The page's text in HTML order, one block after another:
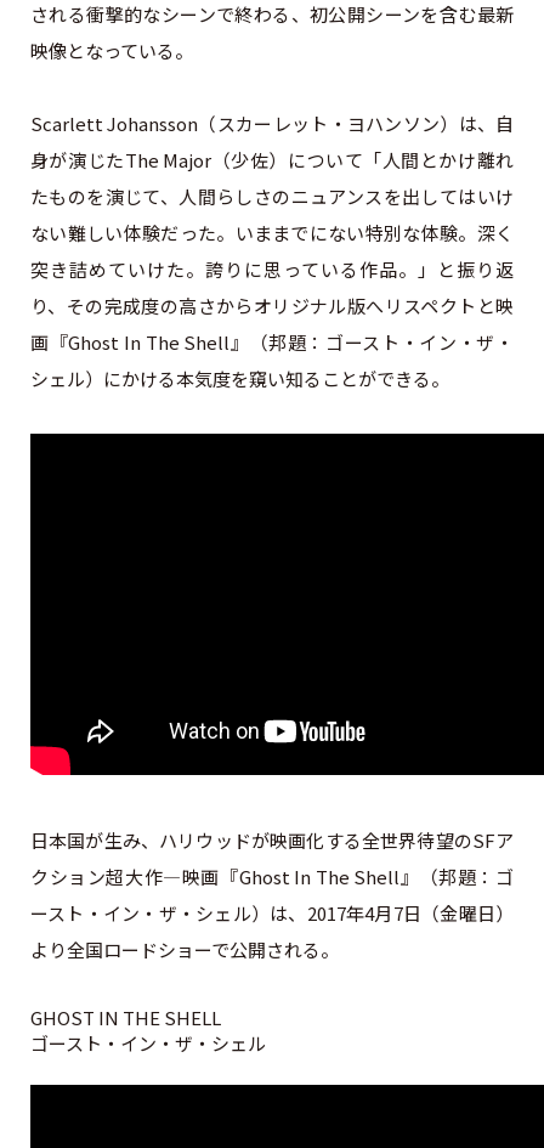
される衝撃的なシーンで終わる、初公開シーンを含む最新
映像となっている。
Scarlett Johansson（スカーレット・ヨハンソン）は、自
身が演じたThe Major（少佐）について「人間とかけ離れ
たものを演じて、人間らしさのニュアンスを出してはいけ
ない難しい体験だった。いままでにない特別な体験。深く
突き詰めていけた。誇りに思っている作品。」と振り返
り、その完成度の高さからオリジナル版へリスペクトと映
画『Ghost In The Shell』（邦題：ゴースト・イン・ザ・
シェル）にかける本気度を窺い知ることができる。
日本国が生み、ハリウッドが映画化する全世界待望のSFア
クション超大作―映画『Ghost In The Shell』（邦題：ゴ
ースト・イン・ザ・シェル）は、2017年4月7日（金曜日）
より全国ロードショーで公開される。
GHOST IN THE SHELL
ゴースト・イン・ザ・シェル